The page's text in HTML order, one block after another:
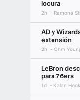
locura
2h Ramona
AD y
extensión
2h Ohm
LeBron
para 76ers
1d Kalan